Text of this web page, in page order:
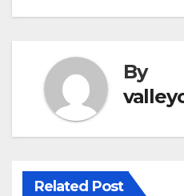
By
Related Post